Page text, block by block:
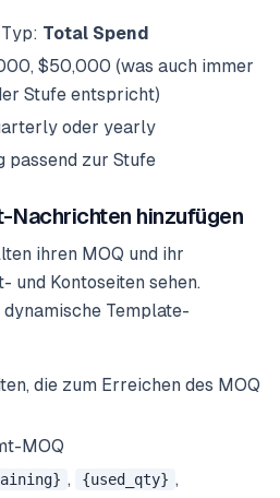
Total Spend
$50,000 (was auch immer
Stufe entspricht)
oder yearly
passend zur Stufe
Nachrichten hinzufügen
ihren MOQ und ihr
und Kontoseiten sehen.
Template-
die zum Erreichen des MOQ
MOQ
, {used_qty} ,